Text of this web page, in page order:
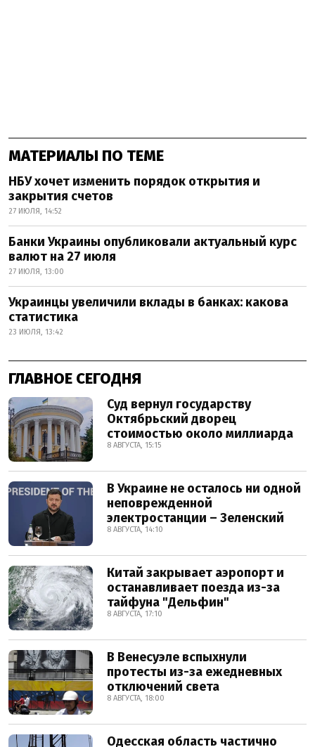
МАТЕРИАЛЫ ПО ТЕМЕ
НБУ хочет изменить порядок открытия и
закрытия счетов
27 ИЮЛЯ, 14:52
Банки Украины опубликовали актуальный курс
валют на 27 июля
27 ИЮЛЯ, 13:00
Украинцы увеличили вклады в банках: какова
статистика
23 ИЮЛЯ, 13:42
ГЛАВНОЕ СЕГОДНЯ
Суд вернул государству
Октябрьский дворец
стоимостью около миллиарда
8 АВГУСТА, 15:15
В Украине не осталось ни одной
неповрежденной
электростанции – Зеленский
8 АВГУСТА, 14:10
Китай закрывает аэропорт и
останавливает поезда из-за
тайфуна "Дельфин"
8 АВГУСТА, 17:10
В Венесуэле вспыхнули
протесты из-за ежедневных
отключений света
8 АВГУСТА, 18:00
Одесская область частично